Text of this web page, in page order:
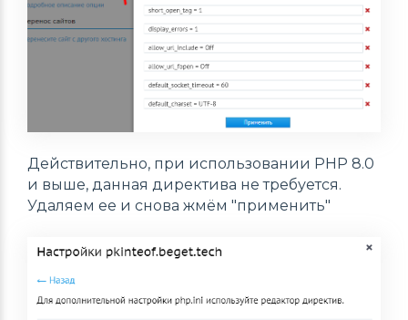
Действительно, при использовании PHP 8.0
и выше, данная директива не требуется.
Удаляем ее и снова жмём "применить"